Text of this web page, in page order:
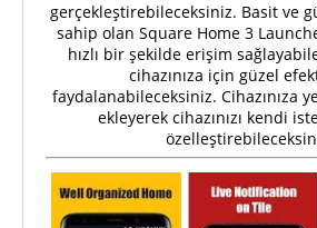
gerçekleştirebileceksiniz. Basit ve
sahip olan Square Home 3
hızlı bir şekilde erişim
cihazınıza için güzel
faydalanabileceksiniz. Cihazınıza
ekleyerek cihazınızı kendi